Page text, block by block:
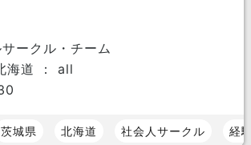
ークル・チーム
海道 ： all
茨城県 北海道 社会人サークル 経